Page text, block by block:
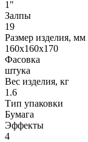
1"
Залпы
19
Размер изделия, мм
160х160х170
Фасовка
штука
Вес изделия, кг
1.6
Тип упаковки
Бумага
Эффекты
4